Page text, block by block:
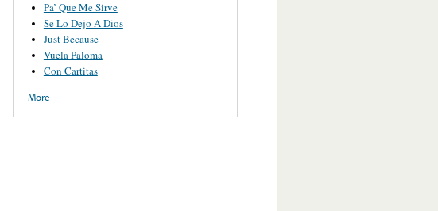
Pa’ Que Me Sirve
Se Lo Dejo A Dios
Just Because
Vuela Paloma
Con Cartitas
More